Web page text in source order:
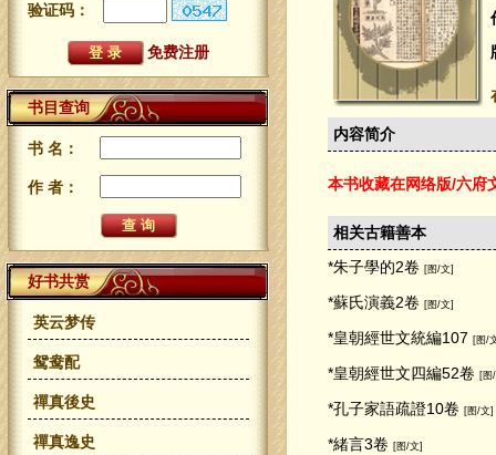
验证码：
免费注册
书目查询
书 名：
作 者：
好书共赏
英云梦传
鸳鸯配
禪真後史
禪真逸史
内容简介
本书收藏在网络版/六府
相关古籍善本
*朱子學的2卷 [图/文]
*蘇氏演義2卷 [图/文]
*皇朝經世文統編107 [图/
*皇朝經世文四編52卷 [图
*孔子家語疏證10卷 [图/文]
*緒言3卷 [图/文]